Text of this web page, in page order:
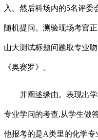
入。然后科场内的5名评
随机提问。测验现场考官
山大测试标题问题取专业
《奥赛罗》。
并阐述缘由。表现出学
专业学问的考查,从学生做
他报考的是A类里的化学